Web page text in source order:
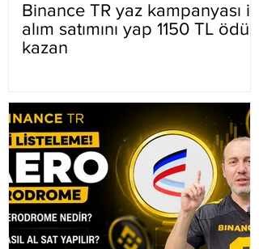
Binance TR yaz kampanyası ilk
alım satımını yap 1150 TL ödül
kazan